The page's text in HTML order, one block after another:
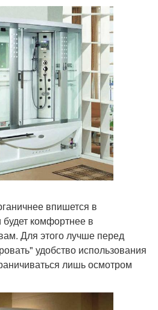
впишется в
комфортнее в
Для этого лучше перед
удобство использования
лишь осмотром